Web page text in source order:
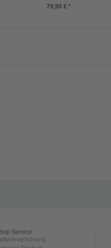
79,90 € *
Service